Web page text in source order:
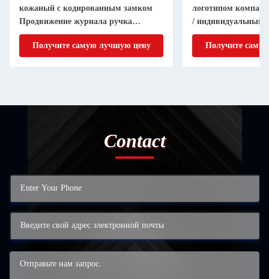
кожаный с кодированным замком
Продвижение журнала ручка
блокнот набор
Получите самую лучшую цену
логотипом
/ индивидуальный
Получите
Contact